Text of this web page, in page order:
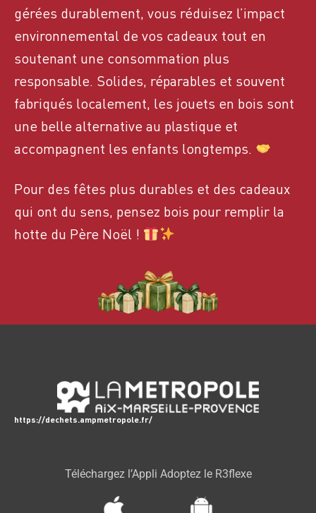
gérées durablement, vous réduisez l’impact
environnemental de vos cadeaux tout en
soutenant une consommation plus
responsable. Solides, réparables et souvent
fabriqués localement, les jouets en bois sont
une belle alternative au plastique et
accompagnent les enfants longtemps.
Pour des fêtes plus durables et des cadeaux
qui ont du sens, pensez bois pour remplir la
hotte du Père Noël !
https://dechets.ampmetropole.fr/
Téléchargez l’Appli Adoptez le R3flexe